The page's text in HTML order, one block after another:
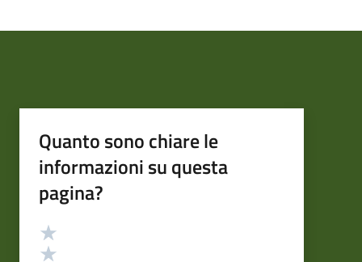
Quanto sono chiare le
informazioni su questa
pagina?
Valutazione